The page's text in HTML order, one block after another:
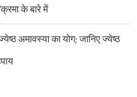
के बारे में
अमावस्या का योग; जानिए ज्येष्ठ